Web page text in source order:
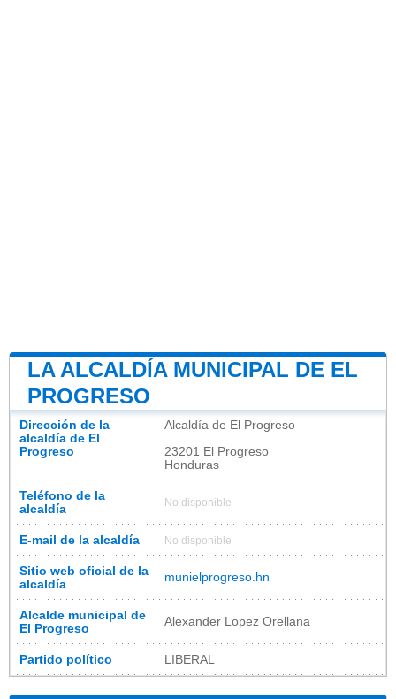
LA ALCALDÍA MUNICIPAL DE EL
PROGRESO
Dirección de la
alcaldía de El
Progreso
Alcaldía de El Progreso
23201 El Progreso
Honduras
Teléfono de la
alcaldía
No disponible
E-mail de la alcaldía No disponible
Sitio web oficial de la
alcaldía
munielprogreso.hn
Alcalde municipal de
El Progreso
Alexander Lopez Orellana
Partido político LIBERAL